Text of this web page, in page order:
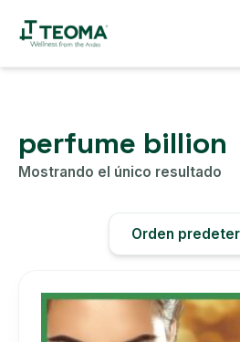
perfume billion
Mostrando el único resultado